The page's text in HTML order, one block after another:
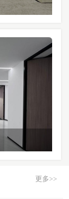
更多>>